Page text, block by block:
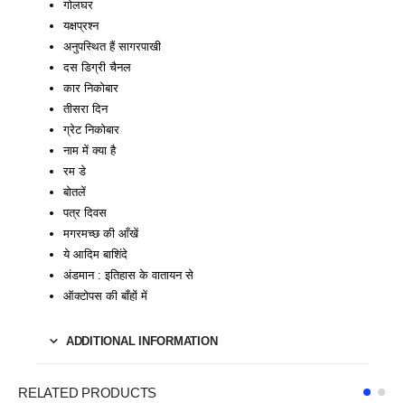
गोलघर
यक्षप्रश्‍न
अनुपस्थित हैं सागरपाखी
दस डिग्री चैनल
कार निकोबार
तीसरा दिन
ग्रेट निकोबार
नाम में क्या है
रम डे
बोतलें
पत्र दिवस
मगरमच्छ की आँखें
ये आदिम बाशिंदे
अंडमान : इतिहास के वातायन से
ऑक्टोपस की बाँहों में
ADDITIONAL INFORMATION
RELATED PRODUCTS